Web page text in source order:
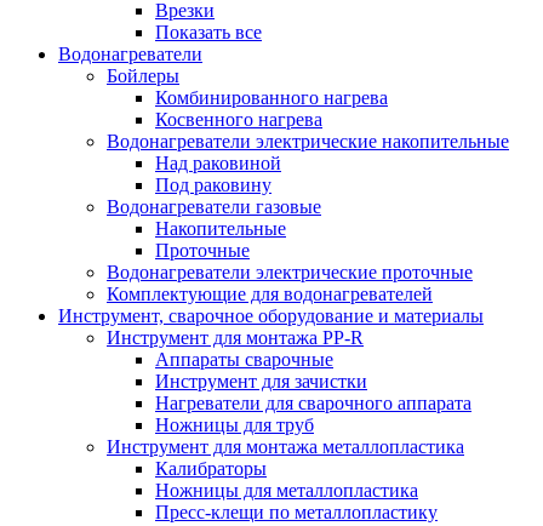
Врезки
Показать все
Водонагреватели
Бойлеры
Комбинированного нагрева
Косвенного нагрева
Водонагреватели электрические накопительные
Над раковиной
Под раковину
Водонагреватели газовые
Накопительные
Проточные
Водонагреватели электрические проточные
Комплектующие для водонагревателей
Инструмент, сварочное оборудование и материалы
Инструмент для монтажа PP-R
Аппараты сварочные
Инструмент для зачистки
Нагреватели для сварочного аппарата
Ножницы для труб
Инструмент для монтажа металлопластика
Калибраторы
Ножницы для металлопластика
Пресс-клещи по металлопластику